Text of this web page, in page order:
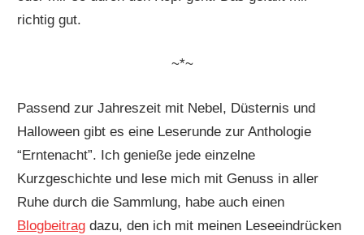
richtig gut.
~*~
Passend zur Jahreszeit mit Nebel, Düsternis und
Halloween gibt es eine Leserunde zur Anthologie
“Erntenacht”. Ich genieße jede einzelne
Kurzgeschichte und lese mich mit Genuss in aller
Ruhe durch die Sammlung, habe auch einen
Blogbeitrag dazu, den ich mit meinen Leseeindrücken